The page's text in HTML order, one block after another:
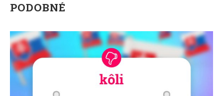
PODOBNÉ